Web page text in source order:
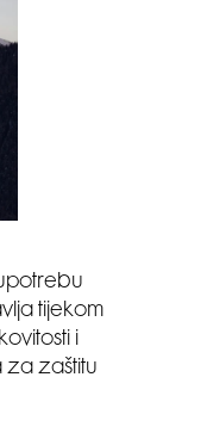
tijekom
i
za zaštitu